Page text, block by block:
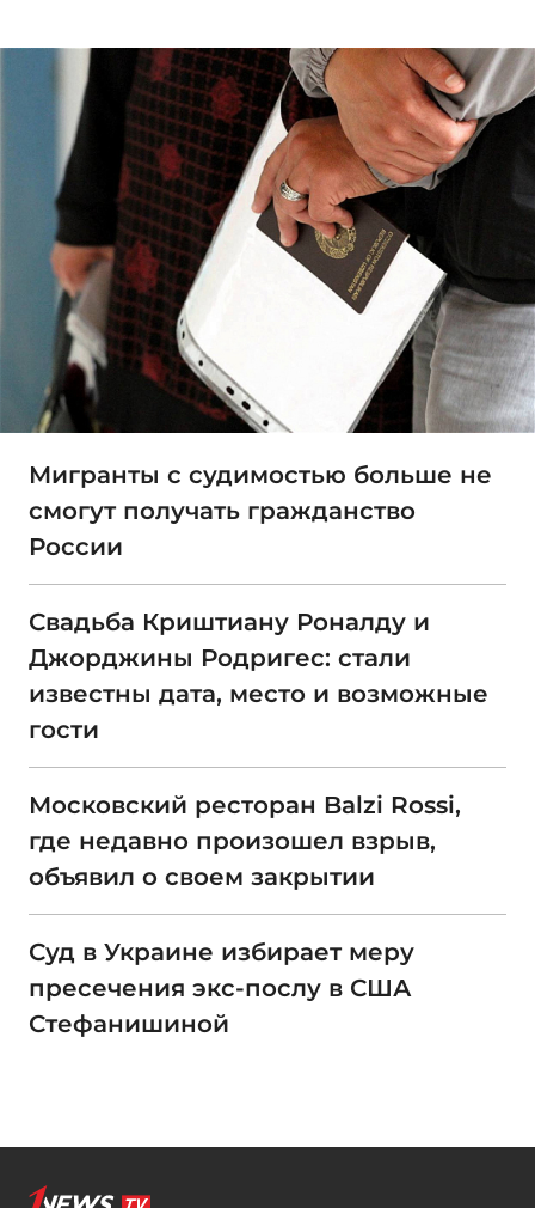
Мигранты с судимостью больше не
смогут получать гражданство
России
Свадьба Криштиану Роналду и
Джорджины Родригес: стали
известны дата, место и возможные
гости
Московский ресторан Balzi Rossi,
где недавно произошел взрыв,
объявил о своем закрытии
Суд в Украине избирает меру
пресечения экс-послу в США
Стефанишиной